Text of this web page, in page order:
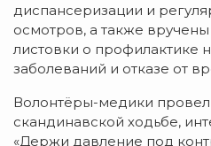
диспансеризации и
осмотров, а также
листовки о профилактике
заболеваний и отказе от
Волонтёры-медики
скандинавской ходьбе,
«Держи давление под